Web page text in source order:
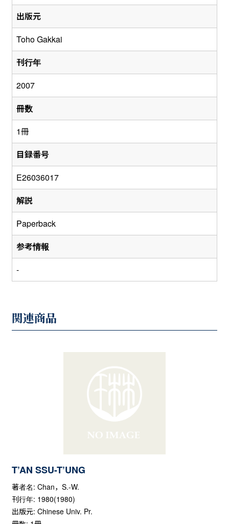
出版元
Toho Gakkai
刊行年
2007
冊数
1冊
目録番号
E26036017
解説
Paperback
参考情報
-
関連商品
T’AN SSU-T’UNG
著者名: Chan，S.-W.
刊行年: 1980(1980)
出版元: Chinese Univ. Pr.